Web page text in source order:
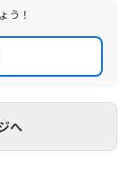
う！
へ